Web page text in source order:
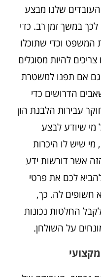
שלנו מבצע
במשך זמן רב. כדי
המשפט וכדי שתוכלו
להיות מסוגלים
אם תפנו למשטרת
הדרושים כדי
עבירות הלבנת הון
שיודע לבצע
שיש לו היכרות
אשר דורשות ידע
להביא לכם את פרטי
חשופים לה. כך,
החלטות נכונות
על השולחן.